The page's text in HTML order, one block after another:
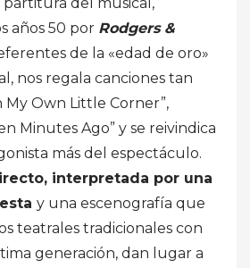
años 50 por Rodgers &
de la «edad de oro»
nos regala canciones tan
My Own Little Corner”,
Minutes Ago” y se reivindica
más del espectáculo.
interpretada por una
y una escenografía que
teatrales tradicionales con
generación, dan lugar a